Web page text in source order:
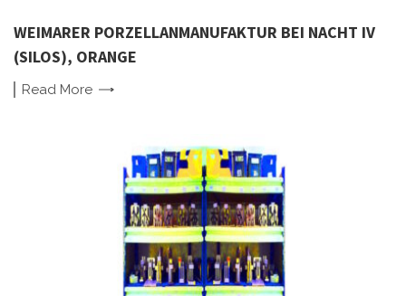
WEIMARER PORZELLANMANUFAKTUR BEI NACHT IV
(SILOS), ORANGE
Read More